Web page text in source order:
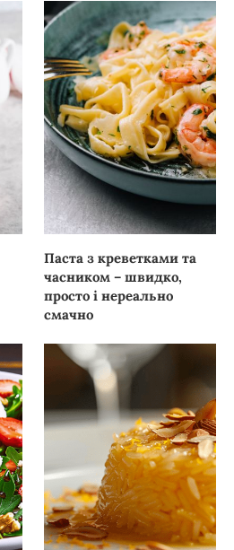
Паста з креветками та
часником – швидко,
просто і нереально
смачно